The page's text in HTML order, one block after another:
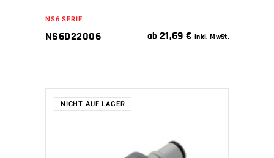
NS6 SERIE
NS6D22006 ab 21,69€ inkl. MwSt.
NICHT AUF LAGER